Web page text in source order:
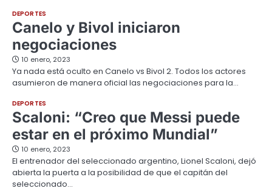
DEPORTES
Canelo y Bivol iniciaron
negociaciones
10 enero, 2023
Ya nada está oculto en Canelo vs Bivol 2. Todos los actores
asumieron de manera oficial las negociaciones para la…
DEPORTES
Scaloni: “Creo que Messi puede
estar en el próximo Mundial”
10 enero, 2023
El entrenador del seleccionado argentino, Lionel Scaloni, dejó
abierta la puerta a la posibilidad de que el capitán del
seleccionado…